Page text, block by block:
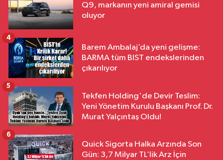
Q9, markanın yeni amiral gemisi
oluyor
Barem Ambalaj’da yeni gelişme:
BARMA tüm BIST endekslerinden
çıkarılıyor
4
Tekfen Holding'de Devir Teslim:
Yeni Yönetim Kurulu Başkanı Prof. Dr.
Murat Yalçıntaş Oldu!
5
Quick Sigorta Halka Arzında Son
Gün: 3,7 Milyar TL’lik Arz İçin
6